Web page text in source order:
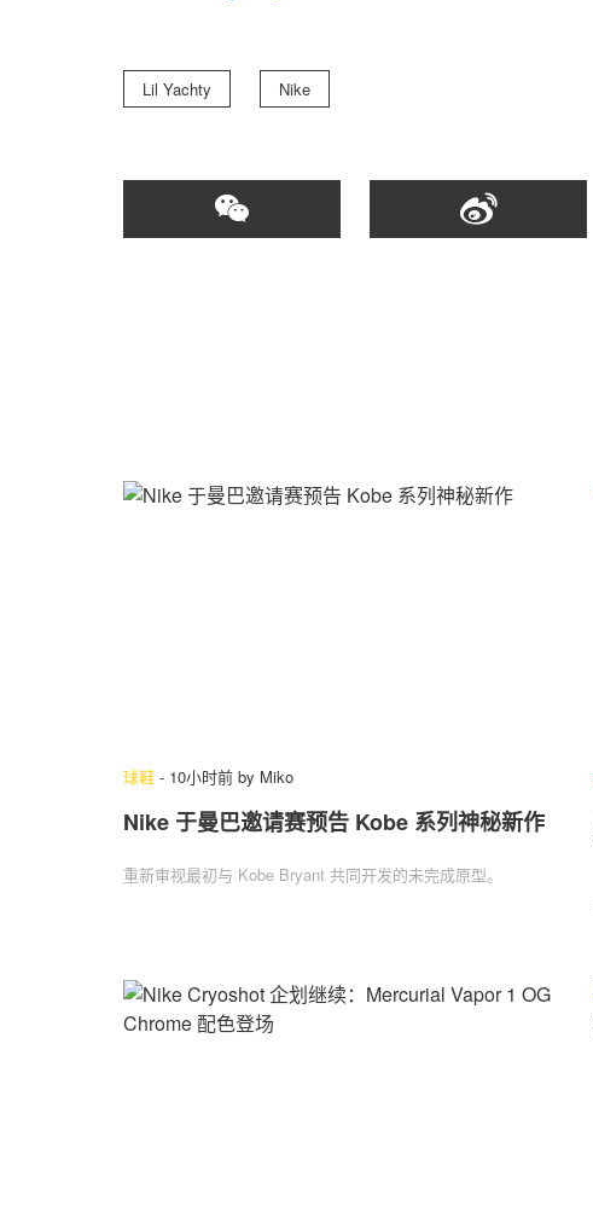
Lil Yachty Nike
球鞋 - 10小时前 by Miko
Nike 于曼巴邀请赛预告 Kobe 系列神秘新作
重新审视最初与 Kobe Bryant 共同开发的未完成原型。